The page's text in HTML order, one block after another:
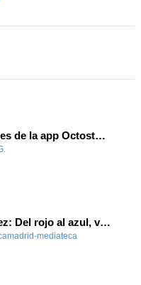
Conoce los bloques de la app Octostudio, gratuito, offline y para tu tablet y móvil - Contenido educativo
José Ángel Álvarez: Del rojo al azul, volumen III
mediateca